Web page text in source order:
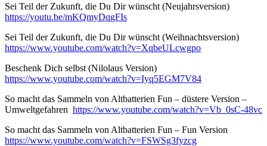
Sei Teil der Zukunft, die Du Dir wünscht (Neujahrsversion)
https://youtu.be/mKQmyDqgFIs
Sei Teil der Zukunft, die Du Dir wünscht (Weihnachtsversion)
https://www.youtube.com/watch?v=XqbeULcwgpo
Beschenk Dich selbst (Nilolaus Version)
https://www.youtube.com/watch?v=Iyq5EGM7V84
So macht das Sammeln von Altbatterien Fun – düstere Version –
Umweltgefahren https://www.youtube.com/watch?v=Vb_0sC-48vc
So macht das Sammeln von Altbatterien Fun – Fun Version
https://www.youtube.com/watch?v=FSWSg3fyzcg